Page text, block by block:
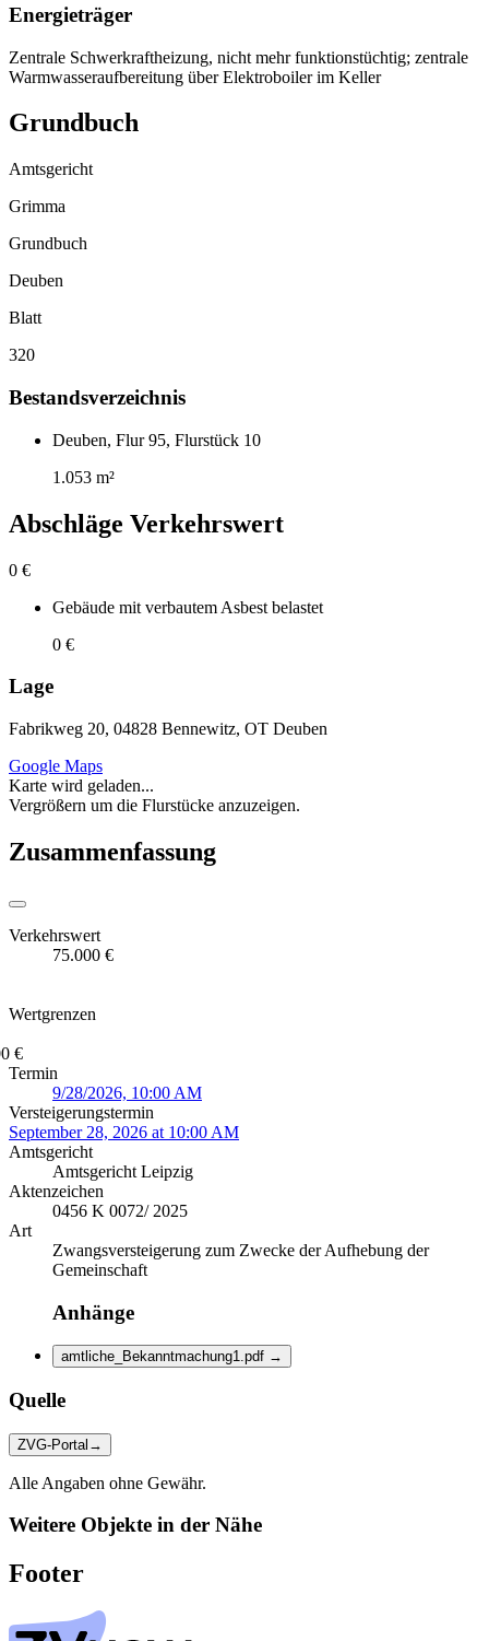
Energieträger
Zentrale Schwerkraftheizung, nicht mehr funktionstüchtig; zentrale
Warmwasseraufbereitung über Elektroboiler im Keller
Grundbuch
Amtsgericht
Grimma
Grundbuch
Deuben
Blatt
320
Bestandsverzeichnis
Deuben, Flur 95, Flurstück 10
1.053 m²
Abschläge Verkehrswert
0 €
Gebäude mit verbautem Asbest belastet
0 €
Lage
Fabrikweg 20, 04828 Bennewitz, OT Deuben
Google Maps
Karte wird geladen...
Vergrößern um die Flurstücke anzuzeigen.
Zusammenfassung
Verkehrswert
75.000 €
Wertgrenzen
€
Termin
9/28/2026, 10:00 AM
Versteigerungstermin
September 28, 2026 at 10:00 AM
Amtsgericht
Amtsgericht Leipzig
Aktenzeichen
0456 K 0072/ 2025
Art
Zwangsversteigerung zum Zwecke der Aufhebung der
Gemeinschaft
Anhänge
amtliche_Bekanntmachung1.pdf →
Quelle
ZVG-Portal →
Alle Angaben ohne Gewähr.
Weitere Objekte in der Nähe
Footer